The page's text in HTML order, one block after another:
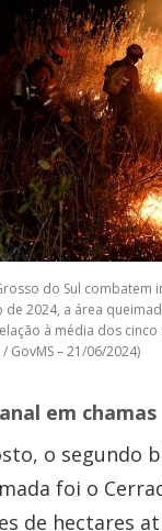
do Sul combatem
de 2024, a área
à média dos
GovMS – 21/06/2024)
em chamas
o segundo
foi o
de hectares